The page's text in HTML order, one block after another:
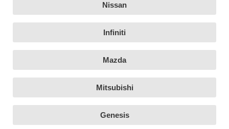
Nissan
Infiniti
Mazda
Mitsubishi
Genesis